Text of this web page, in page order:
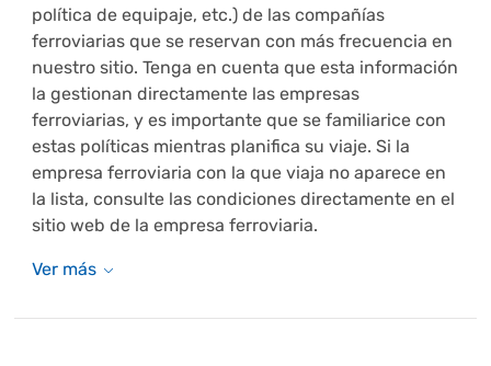
política de equipaje, etc.) de las compañías
ferroviarias que se reservan con más frecuencia en
nuestro sitio. Tenga en cuenta que esta información
la gestionan directamente las empresas
ferroviarias, y es importante que se familiarice con
estas políticas mientras planifica su viaje. Si la
empresa ferroviaria con la que viaja no aparece en
la lista, consulte las condiciones directamente en el
sitio web de la empresa ferroviaria.